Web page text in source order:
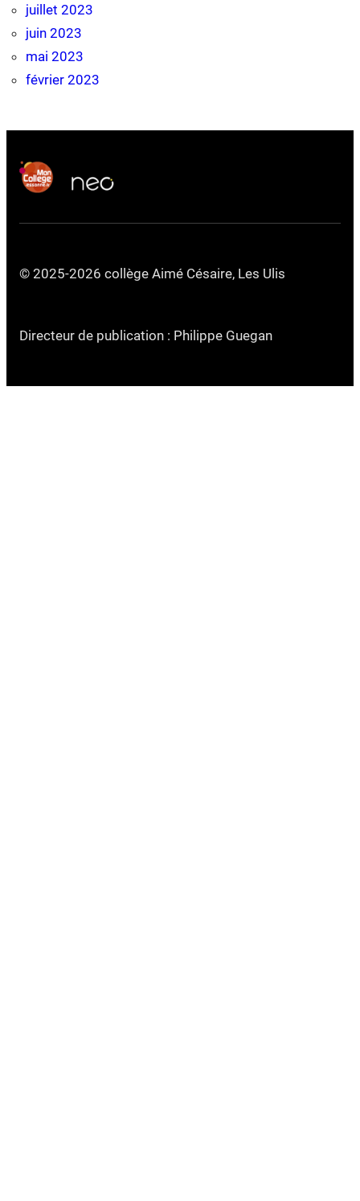
juillet 2023
juin 2023
mai 2023
février 2023
© 2025-2026 collège Aimé Césaire, Les Ulis
Directeur de publication : Philippe Guegan